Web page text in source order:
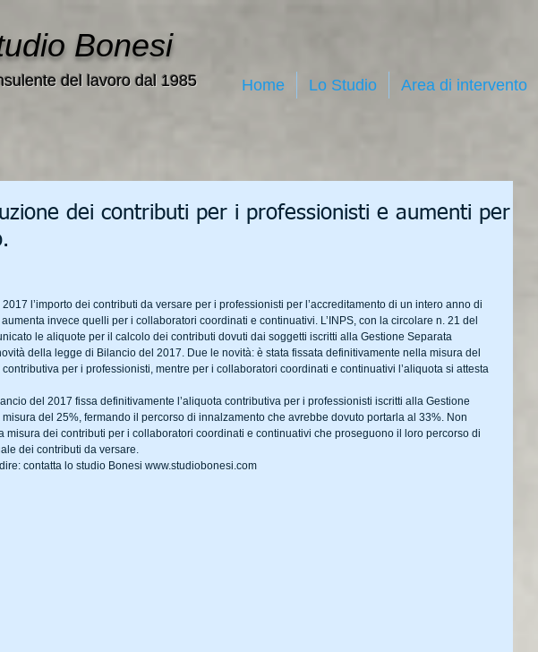
Bonesi
del lavoro dal 1985 Home Lo Studio Area di intervento
dei contributi per i professionisti e aumenti per
l’importo dei contributi da versare per i professionisti per l’accreditamento di un intero anno di
invece quelli per i collaboratori coordinati e continuativi. L’INPS, con la circolare n. 21 del
le aliquote per il calcolo dei contributi dovuti dai soggetti iscritti alla Gestione Separata
della legge di Bilancio del 2017. Due le novità: è stata fissata definitivamente nella misura del
contributiva per i professionisti, mentre per i collaboratori coordinati e continuativi l’aliquota si attesta
del 2017 fissa definitivamente l’aliquota contributiva per i professionisti iscritti alla Gestione
del 25%, fermando il percorso di innalzamento che avrebbe dovuto portarla al 33%. Non
misura dei contributi per i collaboratori coordinati e continuativi che proseguono il loro percorso di
dei contributi da versare.
contatta lo studio Bonesi www.studiobonesi.com